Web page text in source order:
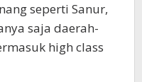
seperti Sanur,
saja daerah-
high class